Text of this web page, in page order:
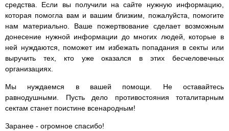
средства. Если вы получили на сайте нужную информацию,
которая помогла вам и вашим близким, пожалуйста, помогите
нам материально. Ваше пожертвование сделает возможным
донесение нужной информации до многих людей, которые в
ней нуждаются, поможет им избежать попадания в секты или
выручить тех, кто уже оказался в этих бесчеловечных
организациях.
Мы нуждаемся в вашей помощи. Не оставайтесь
равнодушными. Пусть дело противостояния тоталитарным
сектам станет поистине всенародным!
Заранее - огромное спасибо!